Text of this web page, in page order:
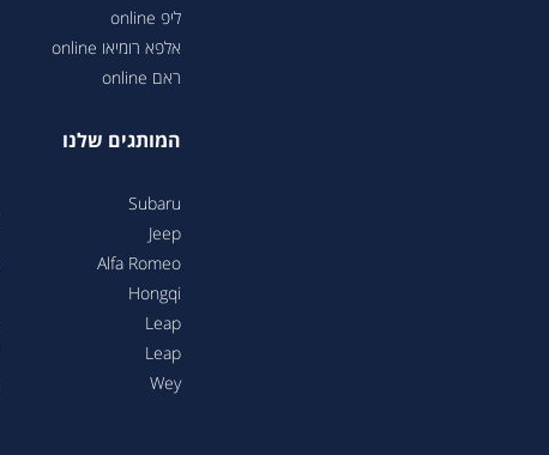
ליפ online
אלפא רומיאו online
ראם online
המותגים שלנו
Subaru
Jeep
Alfa Romeo
Hongqi
Leap
Leap
Wey